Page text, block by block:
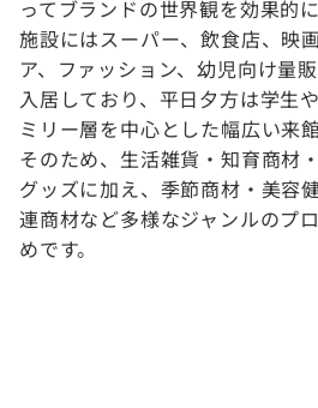
ってブランドの世界観を効果的
施設にはスーパー、飲食店、映
ア、ファッション、幼児向け量
入居しており、平日夕方は学生
ミリー層を中心とした幅広い来
そのため、生活雑貨・知育商材
グッズに加え、季節商材・美容
連商材など多様なジャンルのプ
めです。